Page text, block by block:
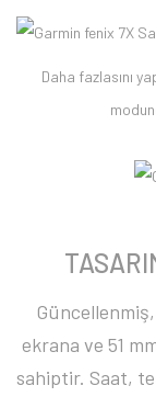
Daha fazlasını
Güncellenmiş,
ekrana ve 51
sahiptir. Saat,